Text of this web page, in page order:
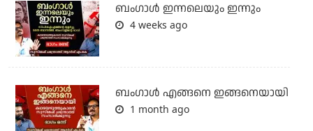
ബംഗാള്‍ ഇന്നലെയും ഇന്നും
4 weeks ago
ബം​ഗാൾ എങ്ങനെ ഇങ്ങനെയായി
1 month ago